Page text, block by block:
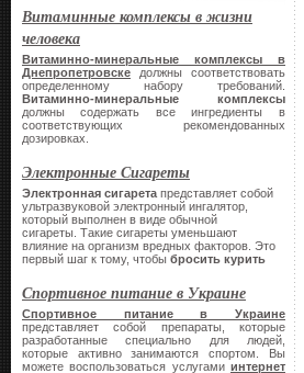
Витаминные комплексы в жизни
человека
Витаминно-минеральные комплексы в
Днепропетровске должны соответствовать
определенному набору требований.
Витаминно-минеральные комплексы
должны содержать все ингредиенты в
соответствующих рекомендованных
дозировках.
Электронные Сигареты
Электронная сигарета представляет собой
ультразвуковой электронный ингалятор,
который выполнен в виде обычной
сигареты. Такие сигареты уменьшают
влияние на организм вредных факторов. Это
первый шаг к тому, чтобы бросить курить
Спортивное питание в Украине
Спортивное питание в Украине
представляет собой препараты, которые
разработанные специально для людей,
которые активно занимаются спортом. Вы
можете воспользоваться услугами интернет